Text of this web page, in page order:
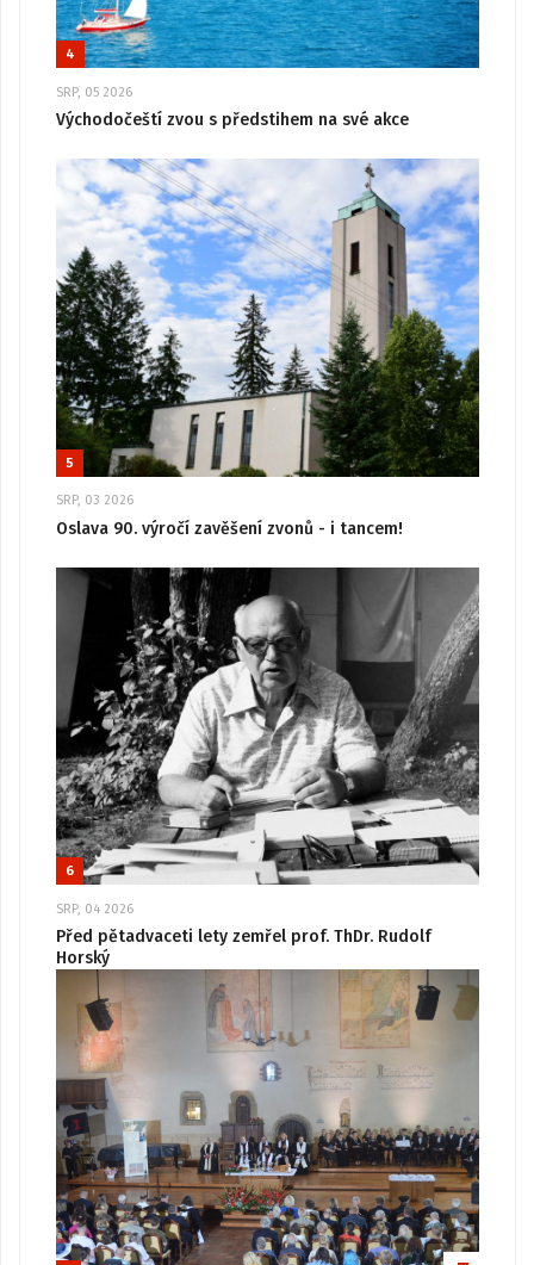
4
SRP, 05 2026
Východočeští zvou s předstihem na své akce
5
SRP, 03 2026
Oslava 90. výročí zavěšení zvonů - i tancem!
6
SRP, 04 2026
Před pětadvaceti lety zemřel prof. ThDr. Rudolf
Horský